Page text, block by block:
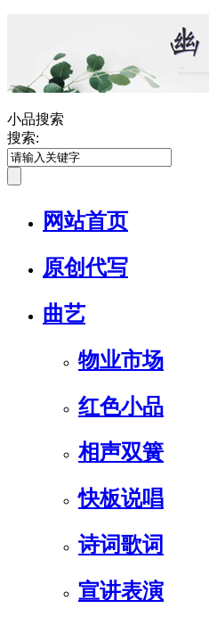
小品搜索
搜索:
网站首页
原创代写
曲艺
物业市场
红色小品
相声双簧
快板说唱
诗词歌词
宣讲表演